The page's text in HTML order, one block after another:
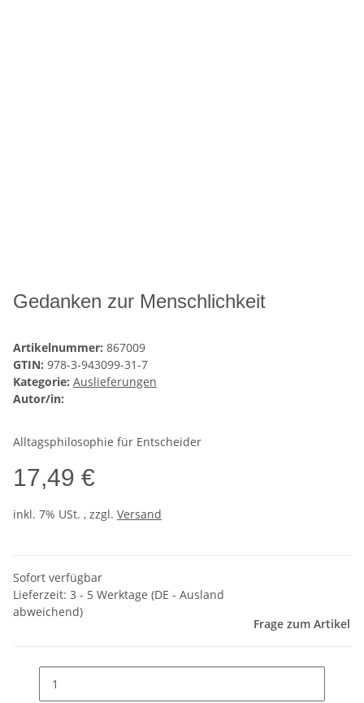
Gedanken zur Menschlichkeit
Artikelnummer: 867009
GTIN: 978-3-943099-31-7
Kategorie: Auslieferungen
Autor/in:
Alltagsphilosophie für Entscheider
17,49 €
inkl. 7% USt. , zzgl. Versand
Sofort verfügbar
Lieferzeit: 3 - 5 Werktage (DE - Ausland
abweichend)
Frage zum Artikel